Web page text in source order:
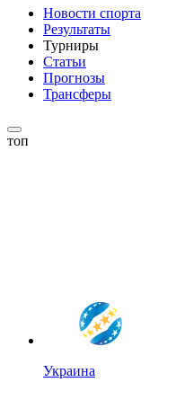
Новости спорта
Результаты
Турниры
Статьи
Прогнозы
Трансферы
топ
Украина